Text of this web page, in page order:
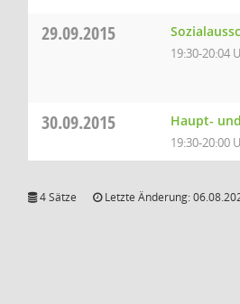
29.09.2015
19:30-20:04
30.09.2015 Haupt-
19:30-20:00
4 Sätze Letzte Änderung: